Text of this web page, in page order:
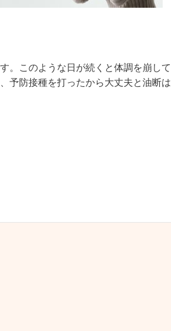
。このような日が続くと体調を崩して
予防接種を打ったから大丈夫と油断は